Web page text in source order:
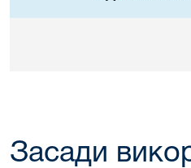
Засади